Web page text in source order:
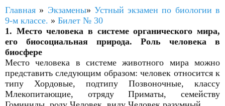
Главная » Экзамены» Устный экзамен по биологии в
9-м классе. » Билет № 30
1. Место человека в системе органического мира,
его биосоциальная природа. Роль человека в
биосфере
Место человека в системе животного мира можно
представить следующим образом: человек относится к
типу Хордовые, подтипу Позвоночные, классу
Млекопитающие, отряду Приматы, семейству